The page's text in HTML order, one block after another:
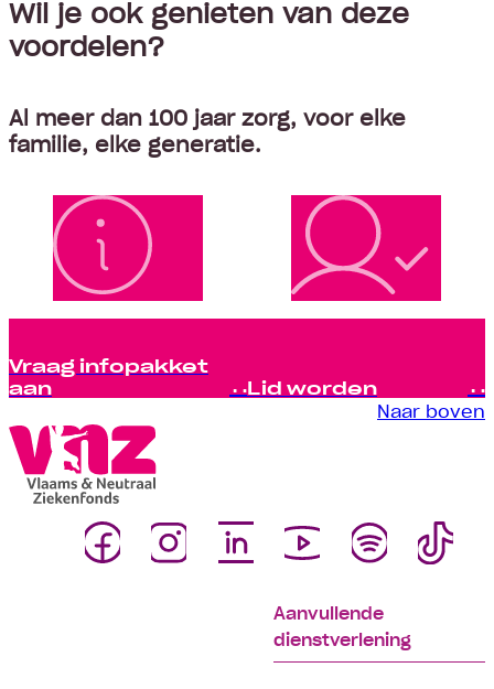
Wil je ook genieten van deze
voordelen?
Al meer dan 100 jaar zorg, voor elke
familie, elke generatie.
Vraag infopakket
aan Lid worden
Naar boven
Aanvullende
dienstverlening